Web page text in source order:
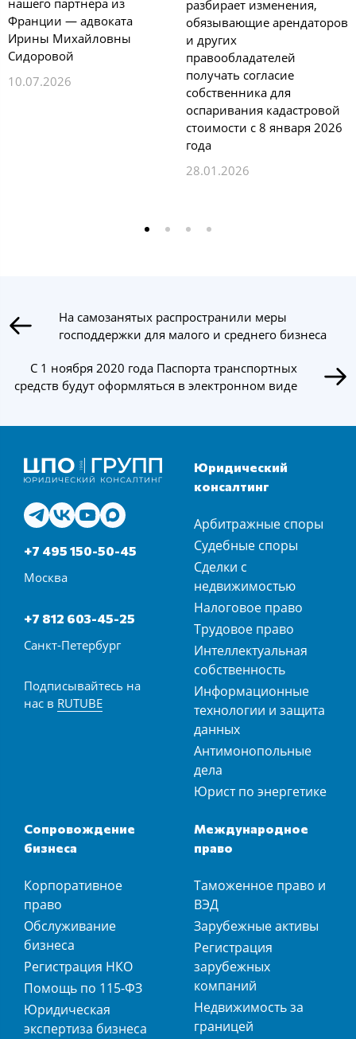
Франции — адвоката
Ирины Михайловны
Сидоровой
10.07.2026
разбирает изменения,
обязывающие арендаторов
и других
правообладателей
получать согласие
собственника для
оспаривания кадастровой
стоимости с 8 января 2026
года
28.01.2026
На самозанятых распространили меры
господдержки для малого и среднего бизнеса
С 1 ноября 2020 года Паспорта транспортных
средств будут оформляться в электронном виде
+7 495 150-50-45
Москва
+7 812 603-45-25
Санкт-Петербург
Подписывайтесь на
нас в RUTUBE
Юридический
консалтинг
Арбитражные споры
Судебные споры
Сделки с
недвижимостью
Налоговое право
Трудовое право
Интеллектуальная
собственность
Информационные
технологии и защита
данных
Антимонопольные
дела
Юрист по энергетике
Сопровождение
бизнеса
Корпоративное
право
Обслуживание
бизнеса
Регистрация НКО
Помощь по 115-ФЗ
Юридическая
экспертиза бизнеса
Международное
право
Таможенное право и
ВЭД
Зарубежные активы
Регистрация
зарубежных
компаний
Недвижимость за
границей